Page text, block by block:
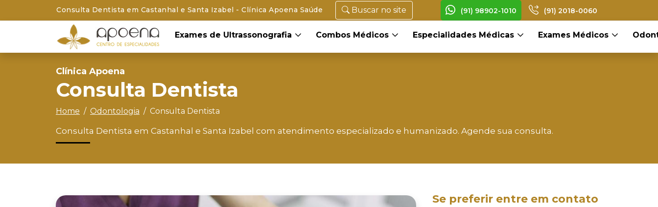
Consulta Dentista em Castanhal e Santa Izabel - Clínica Apoena Saúde Buscar no site (91) 2018-0060
(91) 98902-1010
Exames de Ultrassonografia Combos Médicos Especialidades Médicas Exames Médicos
Clínica Apoena
Consulta Dentista
Home Odontologia Consulta Dentista
Consulta Dentista em Castanhal e Santa Izabel com atendimento especializado e humanizado. Agende sua consulta.
Se preferir entre em contato